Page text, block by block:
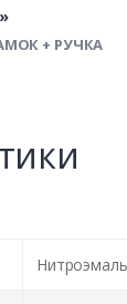
+ РУЧКА
Нитроэмаль